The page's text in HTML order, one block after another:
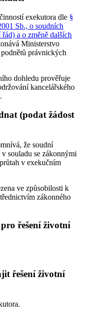
exekutora dle §
Sb., o soudních
a o změně dalších
Ministerstvo
právnických
dohledu prověřuje
kancelářského
(podat žádost
že soudní
souladu se zákonnými
v exekučním
ve způsobilosti k
zákonného
řešení životní
řešení životní